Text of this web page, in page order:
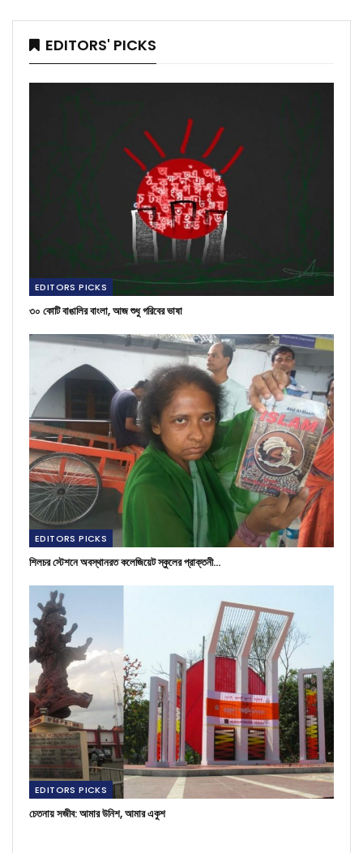
EDITORS' PICKS
EDITORS PICKS
৩০ কোটি বাঙালির বাংলা, আজ শুধু গরিবের ভাষা
EDITORS PICKS
শিলচর স্টেশনে অবস্থানরত কলেজিয়েট স্কুলের প্রাক্তনী…
EDITORS PICKS
চেতনায় সজীব: আমার উনিশ, আমার একুশ